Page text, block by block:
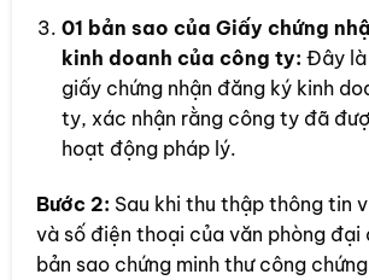
01 bản sao của Giấy chứng
kinh doanh của công ty: Đây là
giấy chứng nhận đăng ký kinh
ty, xác nhận rằng công ty đã
hoạt động pháp lý.
Bước 2: Sau khi thu thập thông tin
và số điện thoại của văn phòng đại
bản sao chứng minh thư công